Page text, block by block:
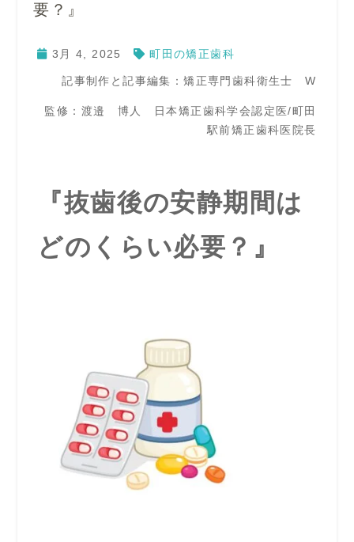
要？』
3月 4, 2025 町田の矯正歯科
記事制作と記事編集：矯正専門歯科衛生士 W
監修：渡邉 博人 日本矯正歯科学会認定医/町田
駅前矯正歯科医院長
『抜歯後の安静期間は
どのくらい必要？』